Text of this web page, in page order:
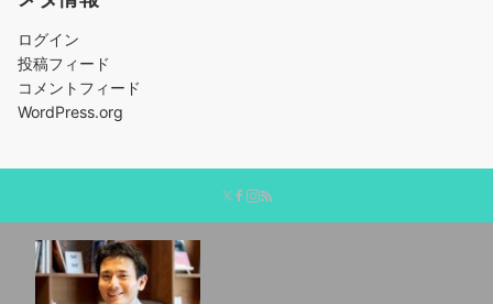
ログイン
投稿フィード
コメントフィード
WordPress.org